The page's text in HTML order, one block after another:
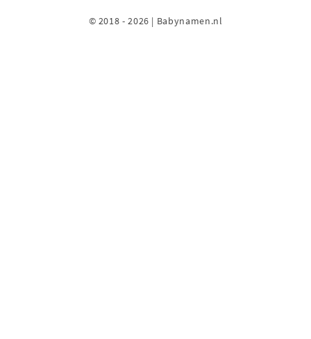
© 2018 - 2026 | Babynamen.nl